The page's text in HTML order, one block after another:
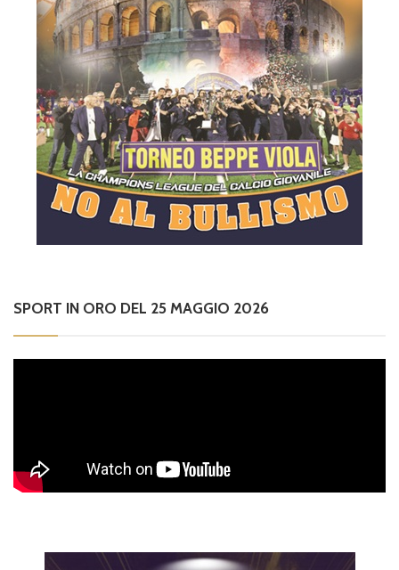
SPORT IN ORO DEL 25 MAGGIO 2026